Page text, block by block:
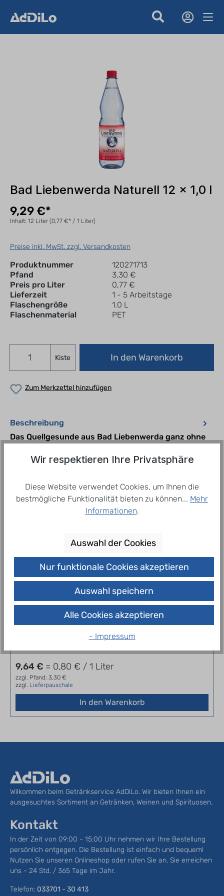
Bad Liebenwerda Naturell 12 x 1,0 l
9,29 €*
Inhalt: 12 Liter (0,77 €* / 1 Liter)
Preise inkl. MwSt. zzgl. Versandkosten
Produktnummer
120271713
Pfand
3,30 €
Preis pro Liter
0,77 €
Lieferzeit
1 - 5 Arbeitstage
Flaschengröße
1.0 L
Flaschenmaterial
PET
Kiste In den Warenkorb
Zum Merkzettel hinzufügen
Beschreibung
Das Quellgesunde aus Bad Liebenwerda ganz ohne
Kohlensäure Zutaten: natürliches Mineralwasser
NährwerteAuszug aus der An… Mehr
Related products
Spreequell Naturell 12 x 1,0 l
9,64 € = 0,80 € / 1 Liter
zzgl. Pfand: 3,30 €
zzgl. Lieferpauschale
In den Warenkorb
Wilkommen beim Getränkservice AdDiLo. Wir bieten Ihnen ein
ausgesuchtes Sortiment an Getränken, Weinen und Spirituosen.
Kontakt
In der Zeit von 09:00 - 15:00 Uhr nehmen wir Ihre Bestellung
persönlich entgegen. Die Bestellung ist einfach und bequem!
Nutzen Sie unseren Onlineshop oder rufen Sie an. Sie erreichen
uns - 24 Std. / 365 Tage im Jahr.
Telefon: 033701 - 30 413
Wir respektieren Ihre Privatsphäre
Diese Website verwendet Cookies, um Ihnen die
bestmögliche Funktionalität bieten zu können... Mehr
Informationen.
Auswahl der Cookies
Nur funktionale Cookies akzeptieren
Auswahl speichern
Alle Cookies akzeptieren
- Impressum